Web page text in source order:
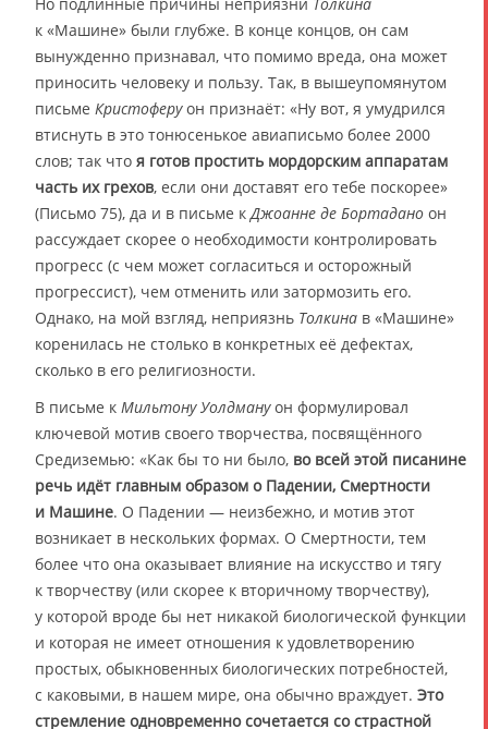
к «Машине» были глубже. В конце концов, он сам
вынужденно признавал, что помимо вреда, она может
приносить человеку и пользу. Так, в вышеупомянутом
письме Кристоферуон признаёт: «Ну вот, я умудрился
втиснуть в это тонюсенькое авиаписьмо более 2000
слов; так что я готов простить мордорским аппаратам
часть их грехов, если они доставят его тебе поскорее»
(Письмо 75), да и в письме кДжоанне де Бортадано он
рассуждает скорее о необходимости контролировать
прогресс (с чем может согласиться и осторожный
прогрессист), чем отменить или затормозить его.
Однако, на мой взгляд, неприязнь Толкина в «Машине»
коренилась не столько в конкретных её дефектах,
сколько в его религиозности.
В письме к Мильтону Уолдмануон формулировал
ключевой мотив своего творчества, посвящённого
Средиземью: «Как бы то ни было, во всей этой писанине
речь идёт главным образом о Падении, Смертности
и Машине. О Падении — неизбежно, и мотив этот
возникает в нескольких формах. О Смертности, тем
более что она оказывает влияние на искусство и тягу
к творчеству (или скорее к вторичному творчеству),
у которой вроде бы нет никакой биологической функции
и которая не имеет отношения к удовлетворению
простых, обыкновенных биологических потребностей,
с каковыми, в нашем мире, она обычно враждует. Это
стремление одновременно сочетается со страстной